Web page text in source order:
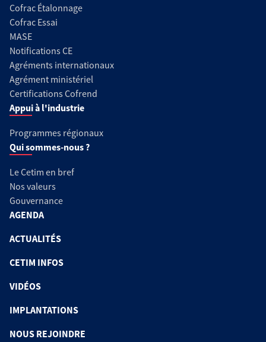
Cofrac Étalonnage
Cofrac Essai
MASE
Notifications CE
Agréments internationaux
Agrément ministériel
Certifications Cofrend
Appui à l'industrie
Programmes régionaux
Qui sommes-nous ?
Le Cetim en bref
Nos valeurs
Gouvernance
AGENDA
ACTUALITÉS
CETIM INFOS
VIDÉOS
IMPLANTATIONS
NOUS REJOINDRE